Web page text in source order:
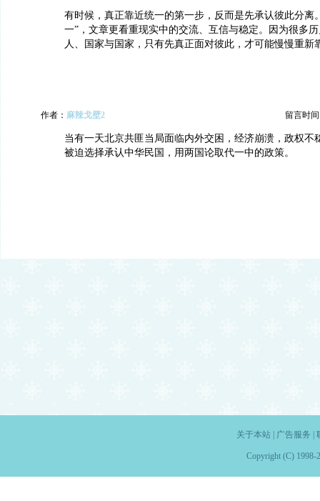
有时候，真正靠近统一的第一步，反而是先承认彼此分离
一”，文章更看重现实中的交流、互信与稳定。因为很多
人、国家与国家，只有先真正面对彼此，才可能慢慢重新
作者： 麻辣戈壁2 留言时间
当有一天北京共匪当局面临内外交困，经济崩溃，政权不
被迫选择承认中华民国，用两国论取代一中的政策。
关于本站| 广告服务
Copyright (C) 1998-